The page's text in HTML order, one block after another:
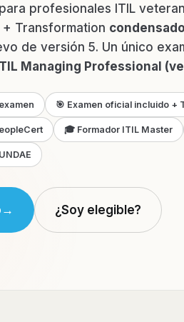
profesionales ITIL
Transformation
de versión 5. Un único
ITIL Managing Professional
🎯 Examen oficial incluido +
🎓 Formador ITIL Master
→ ¿Soy elegible?